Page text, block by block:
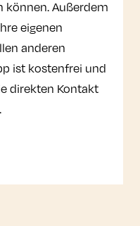
können. Außerdem
eigenen
anderen
ist kostenfrei und
direkten Kontakt